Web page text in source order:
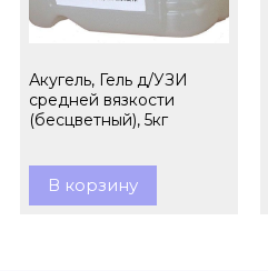
Акугель, Гель д/УЗИ
средней вязкости
(бесцветный), 5кг
В корзину